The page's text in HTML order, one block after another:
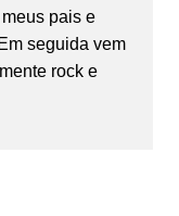
pais e
seguida vem
rock e